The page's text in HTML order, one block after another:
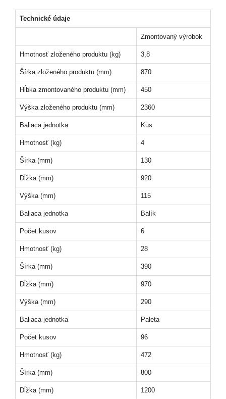
Technické údaje
Zmontovaný výrobok
Hmotnosť zloženého produktu (kg) 3,8
Šírka zloženého produktu (mm) 870
Hĺbka zmontovaného produktu (mm) 450
Výška zloženého produktu (mm) 2360
Baliaca jednotka Kus
Hmotnosť (kg) 4
Šírka (mm) 130
Dĺžka (mm) 920
Výška (mm) 115
Baliaca jednotka Balík
Počet kusov 6
Hmotnosť (kg) 28
Šírka (mm) 390
Dĺžka (mm) 970
Výška (mm) 290
Baliaca jednotka Paleta
Počet kusov 96
Hmotnosť (kg) 472
Šírka (mm) 800
Dĺžka (mm) 1200